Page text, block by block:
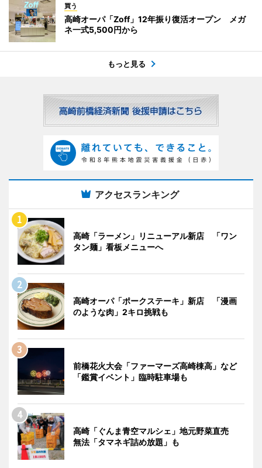
買う
高崎オーパ「Zoff」12年振り復活オープン メガ
ネ一式5,500円から
もっと見る
アクセスランキング
高崎「ラーメン」リニューアル新店 「ワン
タン麺」看板メニューへ
高崎オーパ「ポークステーキ」新店 「漫画
のような肉」2キロ挑戦も
前橋花火大会「ファーマーズ高崎棟高」など
「鑑賞イベント」臨時駐車場も
高崎「ぐんま青空マルシェ」地元野菜直売
無法「タマネギ詰め放題」も